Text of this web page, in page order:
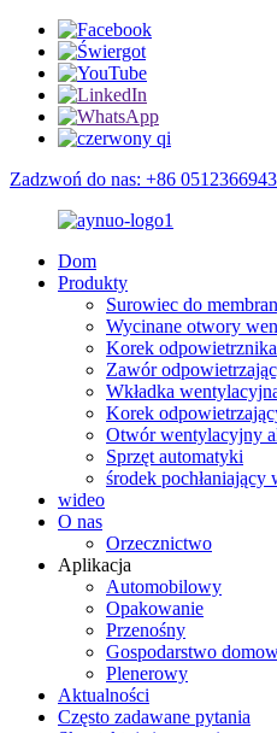
Zadzwoń do nas: +86
Dom
Produkty
Surowiec do
Wycinane otwory
Korek
Zawór
Wkładka
Korek
Otwór wentylacyjny
Sprzęt automatyki
środek pochłaniający
wideo
O nas
Orzecznictwo
Aplikacja
Automobilowy
Opakowanie
Przenośny
Gospodarstwo
Plenerowy
Aktualności
Często zadawane pytania